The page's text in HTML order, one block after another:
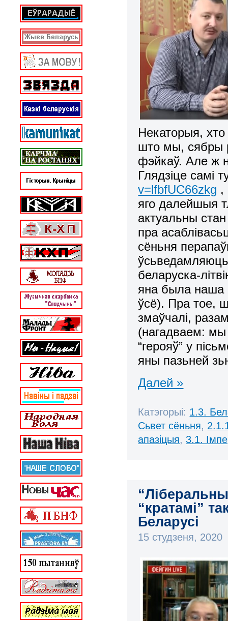
Некаторыя,
што мы, сябры
фэйкаў. Але ж
Глядзіце самі
v=lfbfUC66zkg ,
яго далейшыя
актуальны
пра
сёньня
беларуска-
яна была наша
ўсё). Пра тое,
змаўчалі,
(нагадваем:
“герояў” у
яны пазьней
Далей »
Катэгорыі: 1.3.
Сьвет сёньня,
апазіцыя, 3.1.
“кратамі”
Беларусі
15 студзеня, 2020